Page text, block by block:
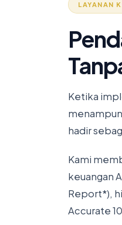
LAYANAN
Ketika
hadir
Kami
keuangan
Report*),
Accurate